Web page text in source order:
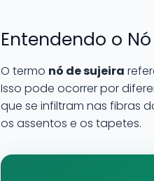
Entendendo o
O termo nó de sujeira
Isso pode ocorrer por
que se infiltram nas fibras
os assentos e os tapetes.